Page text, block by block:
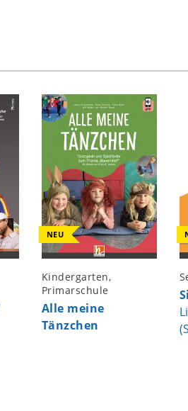
NEU
Kindergarten,
Primarschule
Alle meine
Tänzchen